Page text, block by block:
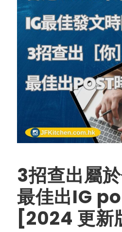
3招查出屬
最佳出IG
[2024 更新